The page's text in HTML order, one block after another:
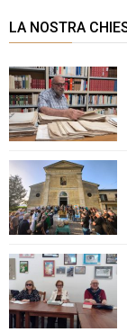
LA NOSTRA